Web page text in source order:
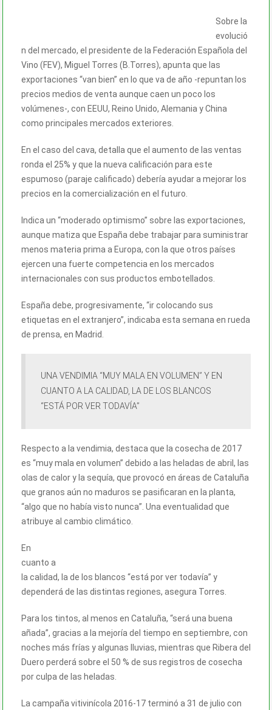
Sobre la
evolució
n del mercado, el presidente de la Federación Española del
Vino (FEV), Miguel Torres (B.Torres), apunta que las
exportaciones “van bien” en lo que va de año -repuntan los
precios medios de venta aunque caen un poco los
volúmenes-, con EEUU, Reino Unido, Alemania y China
como principales mercados exteriores.
En el caso del cava, detalla que el aumento de las ventas
ronda el 25% y que la nueva calificación para este
espumoso (paraje calificado) debería ayudar a mejorar los
precios en la comercialización en el futuro.
Indica un “moderado optimismo” sobre las exportaciones,
aunque matiza que España debe trabajar para suministrar
menos materia prima a Europa, con la que otros países
ejercen una fuerte competencia en los mercados
internacionales con sus productos embotellados.
España debe, progresivamente, “ir colocando sus
etiquetas en el extranjero”, indicaba esta semana en rueda
de prensa, en Madrid.
UNA VENDIMIA “MUY MALA EN VOLUMEN” Y EN
CUANTO A LA CALIDAD, LA DE LOS BLANCOS
“ESTÁ POR VER TODAVÍA”
Respecto a la vendimia, destaca que la cosecha de 2017
es “muy mala en volumen” debido a las heladas de abril, las
olas de calor y la sequía, que provocó en áreas de Cataluña
que granos aún no maduros se pasificaran en la planta,
“algo que no había visto nunca”. Una eventualidad que
atribuye al cambio climático.
En
cuanto a
la calidad, la de los blancos “está por ver todavía” y
dependerá de las distintas regiones, asegura Torres.
Para los tintos, al menos en Cataluña, “será una buena
añada”, gracias a la mejoría del tiempo en septiembre, con
noches más frías y algunas lluvias, mientras que Ribera del
Duero perderá sobre el 50 % de sus registros de cosecha
por culpa de las heladas.
La campaña vitivinícola 2016-17 terminó a 31 de julio con